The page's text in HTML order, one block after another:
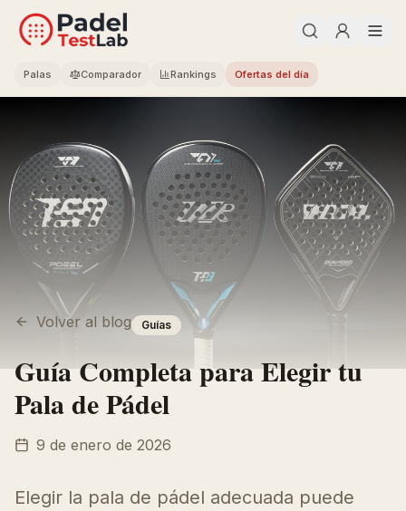
Palas Comparador Rankings Ofertas del día
Volver al blog Guías
Guía Completa para Elegir tu
Pala de Pádel
9 de enero de 2026
Elegir la pala de pádel adecuada puede